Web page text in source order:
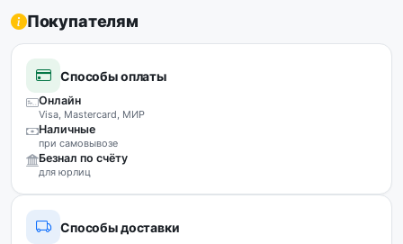
Покупателям
Способы оплаты
Онлайн
Visa, Mastercard, МИР
Наличные
при самовывозе
Безнал по счёту
для юрлиц
Способы доставки